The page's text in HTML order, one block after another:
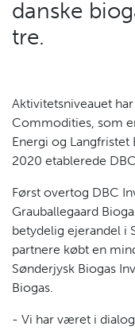
danske
tre.
Aktivitetsniveauet
Commodities, som
Energi og Langfristet
2020 etablerede
Først overtog DBC
Grauballegaard
betydelig ejerandel i
partnere købt en
Sønderjysk Biogas
Biogas.
- Vi har været i